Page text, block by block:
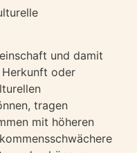
und damit
oder
tragen
mit höheren